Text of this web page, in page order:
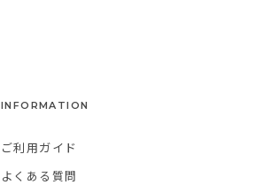
INFORMATION
ご利用ガイド
よくある質問